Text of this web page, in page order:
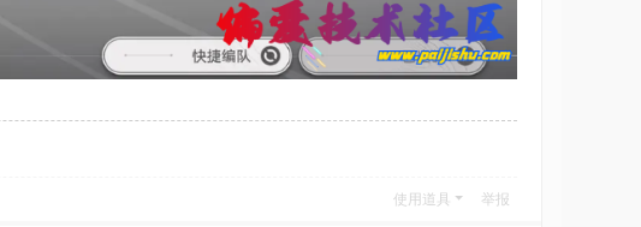
使用道具 举报